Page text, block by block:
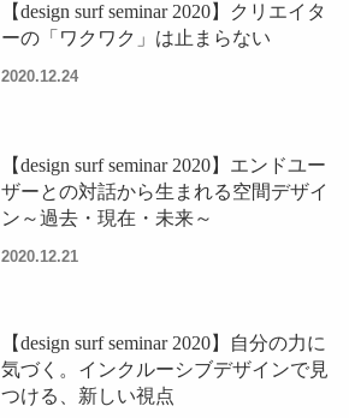
【design surf seminar 2020】クリエイタ
ーの「ワクワク」は止まらない
2020.12.24
【design surf seminar 2020】エンドユー
ザーとの対話から生まれる空間デザイ
ン～過去・現在・未来～
2020.12.21
【design surf seminar 2020】自分の力に
気づく。インクルーシブデザインで見
つける、新しい視点